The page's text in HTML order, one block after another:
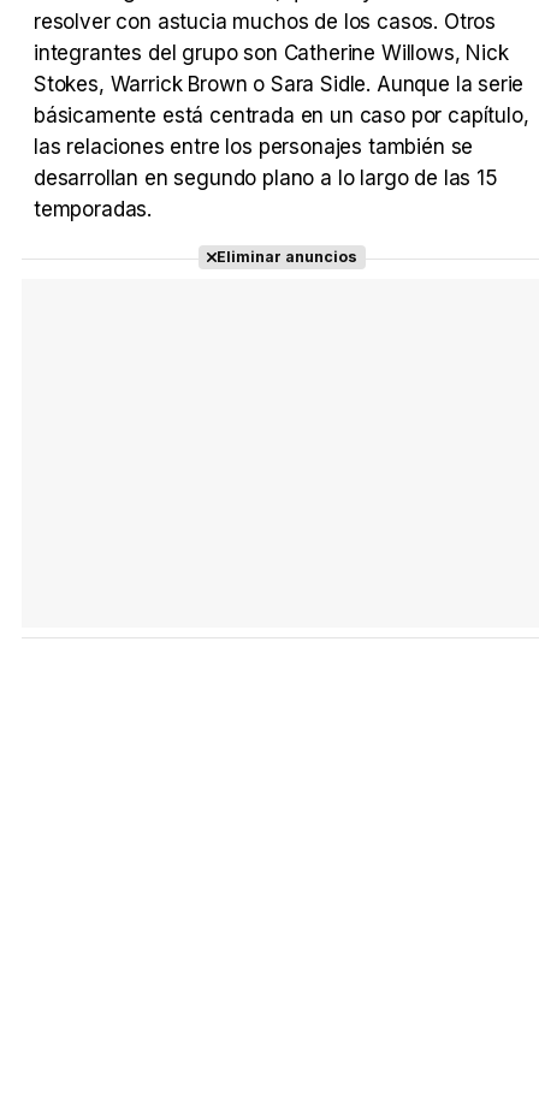
resolver con astucia muchos de los casos. Otros
integrantes del grupo son Catherine Willows, Nick
Stokes, Warrick Brown o Sara Sidle. Aunque la serie
básicamente está centrada en un caso por capítulo,
las relaciones entre los personajes también se
desarrollan en segundo plano a lo largo de las 15
temporadas.
Eliminar anuncios